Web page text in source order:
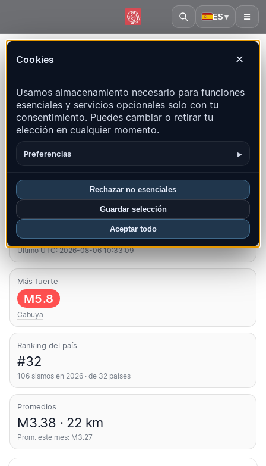
ES ▾ ☰
Cookies ✕
Usamos almacenamiento necesario para funciones
esenciales y servicios opcionales solo con tu
consentimiento. Puedes cambiar o retirar tu
elección en cualquier momento.
Preferencias ▸
Rechazar no esenciales
Guardar selección
Aceptar todo
QuakeMap24
Mapa en vivo, estadísticas y eventos recientes
Abrir mapa histórico Últimos en este país
Resumen Mapa Recientes Gráficos Regiones principales
FAQ
Sismos este mes
11
Último UTC: 2026-08-06 10:33:09
Más fuerte
M5.8
Cabuya
Ranking del país
#32
106 sismos en 2026 · de 32 países
Promedios
M3.38 · 22 km
Prom. este mes: M3.27